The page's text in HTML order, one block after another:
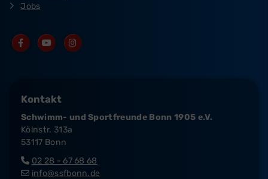
Jobs
Kontakt
Schwimm- und Sportfreunde Bonn 1905 e.V.
Kölnstr. 313a
53117 Bonn
02 28 - 67 68 68
info@ssfbonn.de